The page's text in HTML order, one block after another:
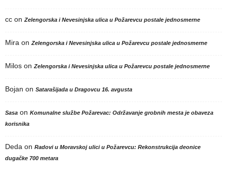
cc on Zelengorska i Nevesinjska ulica u Požarevcu postale jednosmerne
Mira on Zelengorska i Nevesinjska ulica u Požarevcu postale jednosmerne
Milos on Zelengorska i Nevesinjska ulica u Požarevcu postale jednosmerne
Bojan on Satarašijada u Dragovcu 16. avgusta
Sasa on Komunalne službe Požarevac: Održavanje grobnih mesta je obaveza
korisnika
Deda on Radovi u Moravskoj ulici u Požarevcu: Rekonstrukcija deonice
dugačke 700 metara